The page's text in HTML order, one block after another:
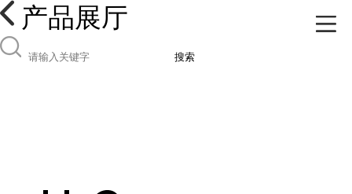
产品展厅
搜索